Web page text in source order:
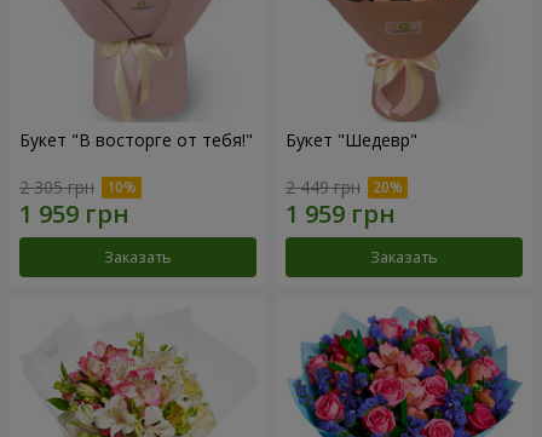
Букет "В восторге от тебя!"
2 305 грн
Заказать
Букет "Шедевр"
2 449 грн
Заказать